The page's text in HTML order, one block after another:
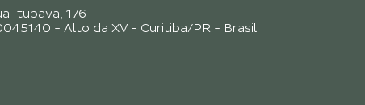
Crédito: Divulgação
Itupava, 176
- Alto da XV - Curitiba/PR - Brasil